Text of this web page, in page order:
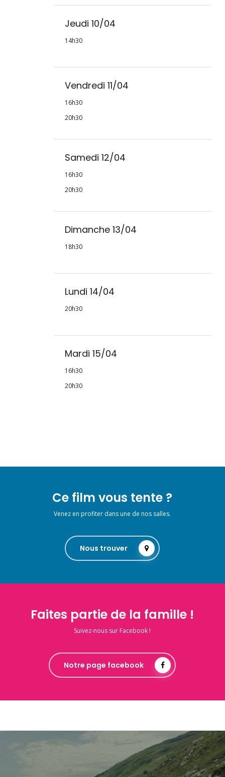
Jeudi 10/04
14h30
Vendredi 11/04
16h30
20h30
Samedi 12/04
16h30
20h30
Dimanche 13/04
18h30
Lundi 14/04
20h30
Mardi 15/04
16h30
20h30
Ce film vous tente ?
Venez en profiter dans une de nos salles.
Nous trouver
Faites partie de la famille !
Suivez-nous sur Facebook !
Notre page facebook